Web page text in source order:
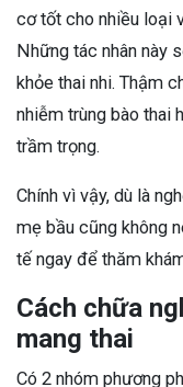
cơ tốt cho nhiều loại
Những tác nhân này
khỏe thai nhi. Thậm
nhiễm trùng bào thai
trầm trọng.
Chính vì vậy, dù là
mẹ bầu cũng không
tế ngay để thăm
Cách chữa
mang thai
Có 2 nhóm phương